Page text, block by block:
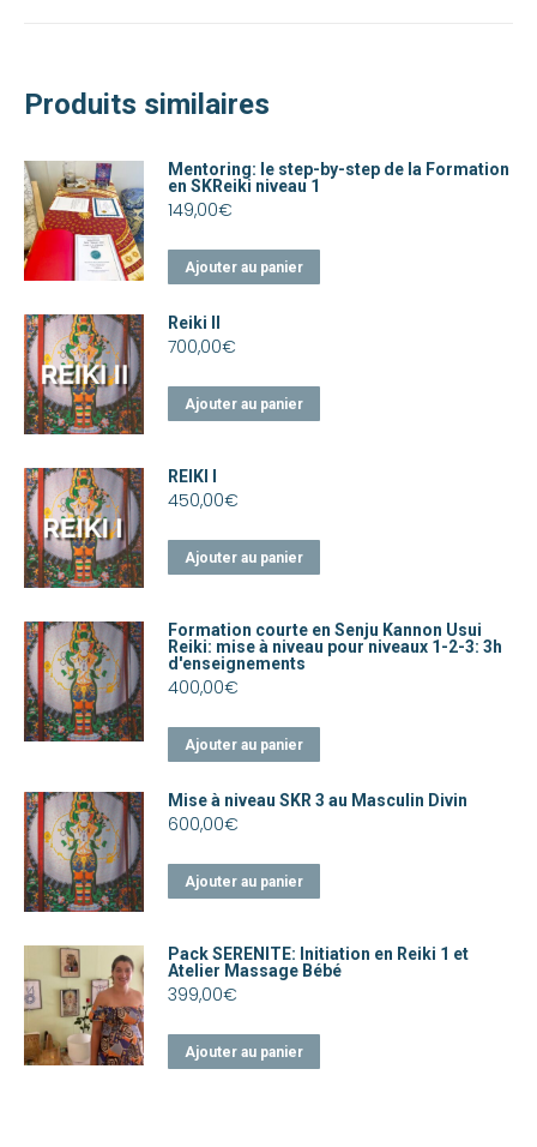
Produits similaires
Mentoring: le step-by-step de la Formation
en SKReiki niveau 1
149,00€
Ajouter au panier
Reiki II
700,00€
Ajouter au panier
REIKI I
450,00€
Ajouter au panier
Formation courte en Senju Kannon Usui
Reiki: mise à niveau pour niveaux 1-2-3: 3h
d'enseignements
400,00€
Ajouter au panier
Mise à niveau SKR 3 au Masculin Divin
600,00€
Ajouter au panier
Pack SERENITE: Initiation en Reiki 1 et
Atelier Massage Bébé
399,00€
Ajouter au panier